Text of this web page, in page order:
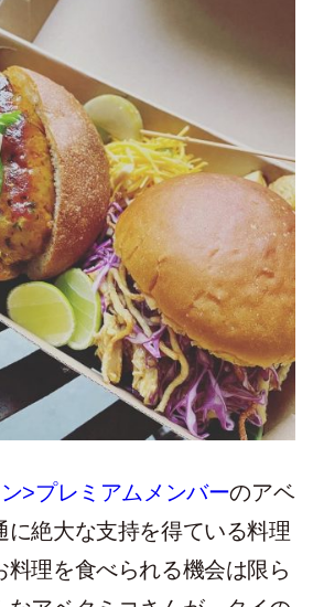
>プレミアムメンバーのアベ
に絶大な支持を得ている料理
料理を食べられる機会は限ら